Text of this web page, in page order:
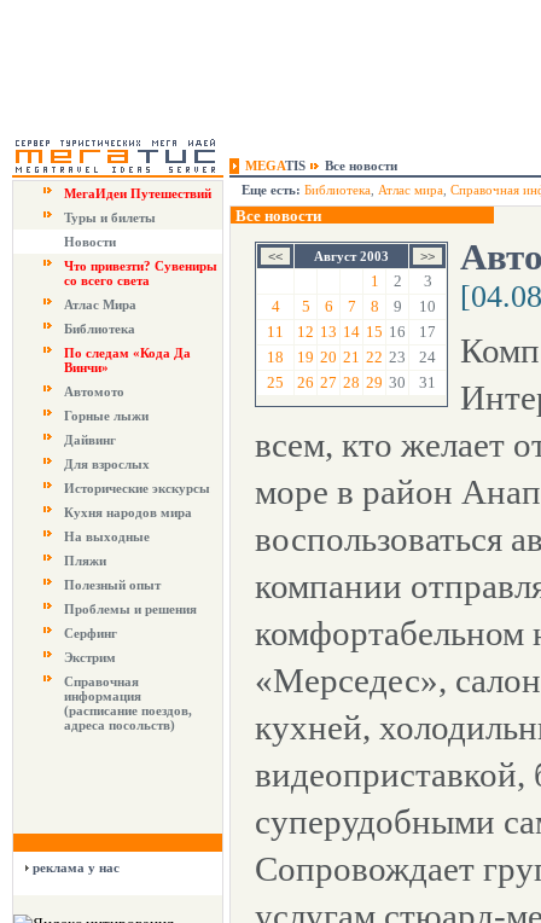
MEGATIS
Все новости
МегаИдеи Путешествий
Туры и билеты
Новости
Что привезти? Сувениры
со всего света
Атлас Мира
Библиотека
По следам «Кода Да
Винчи»
Автомото
Горные лыжи
Дайвинг
Для взрослых
Исторические экскурсы
Кухня народов мира
На выходные
Пляжи
Полезный опыт
Проблемы и решения
Серфинг
Экстрим
Справочная
информация
(расписание поездов,
адреса посольств)
реклама у нас
Еще есть: Библиотека Атлас мира Справочная
Все новости
Август 2003
1 2
3
4
5 6 7 8 9
10
11
12 13 14 15 16
17
18
19 20 21 22 23
24
25
26 27 28 29 30 31
всем, кто желает
море в район
воспользоваться
компании
комфортабельном
«Мерседес»,
кухней,
видеоприставкой,
суперудобными
Сопровождает